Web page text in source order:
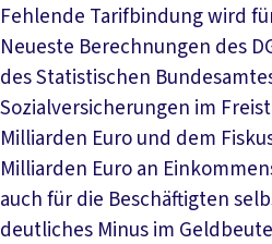
Fehlende Tarifbindung wird
Neueste Berechnungen des
des Statistischen
Sozialversicherungen im
Milliarden Euro und dem
Milliarden Euro an
auch für die Beschäftigten
deutliches Minus im